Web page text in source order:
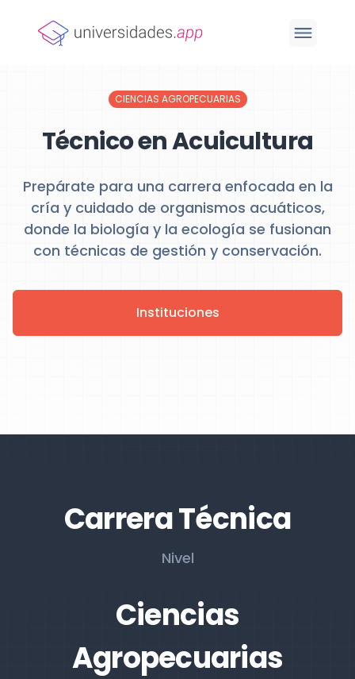
CIENCIAS AGROPECUARIAS
Técnico en Acuicultura
Prepárate para una carrera enfocada en la
cría y cuidado de organismos acuáticos,
donde la biología y la ecología se fusionan
con técnicas de gestión y conservación.
Instituciones
Carrera Técnica
Nivel
Ciencias
Agropecuarias